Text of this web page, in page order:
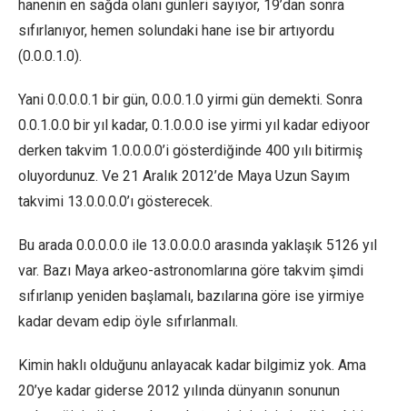
hanenin en sağda olanı günleri sayıyor, 19’dan sonra
sıfırlanıyor, hemen solundaki hane ise bir artıyordu
(0.0.0.1.0).
Yani 0.0.0.0.1 bir gün, 0.0.0.1.0 yirmi gün demekti. Sonra
0.0.1.0.0 bir yıl kadar, 0.1.0.0.0 ise yirmi yıl kadar ediyoor
derken takvim 1.0.0.0.0’i gösterdiğinde 400 yılı bitirmiş
oluyordunuz. Ve 21 Aralık 2012’de Maya Uzun Sayım
takvimi 13.0.0.0.0’ı gösterecek.
Bu arada 0.0.0.0.0 ile 13.0.0.0.0 arasında yaklaşık 5126 yıl
var. Bazı Maya arkeo-astronomlarına göre takvim şimdi
sıfırlanıp yeniden başlamalı, bazılarına göre ise yirmiye
kadar devam edip öyle sıfırlanmalı.
Kimin haklı olduğunu anlayacak kadar bilgimiz yok. Ama
20’ye kadar giderse 2012 yılında dünyanın sonunun